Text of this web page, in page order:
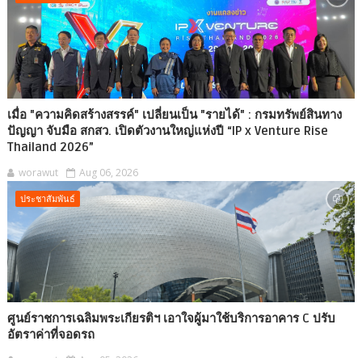
เมื่อ "ความคิดสร้างสรรค์" เปลี่ยนเป็น "รายได้" : กรมทรัพย์สินทาง
ปัญญา จับมือ สกสว. เปิดตัวงานใหญ่แห่งปี “IP x Venture Rise
Thailand 2026”
worawut Aug 06, 2026
ประชาสัมพันธ์
ศูนย์ราชการเฉลิมพระเกียรติฯ เอาใจผู้มาใช้บริการอาคาร C ปรับ
อัตราค่าที่จอดรถ